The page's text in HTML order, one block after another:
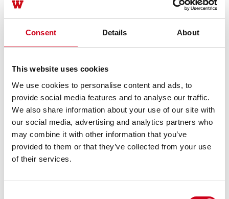
Consent Details About
This website uses cookies
We use cookies to personalise content and ads, to
provide social media features and to analyse our traffic.
We also share information about your use of our site with
our social media, advertising and analytics partners who
may combine it with other information that you’ve
provided to them or that they’ve collected from your use
of their services.